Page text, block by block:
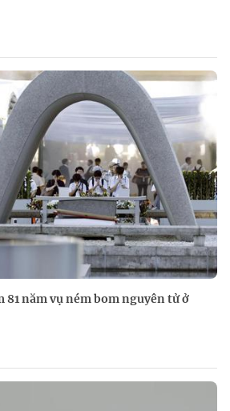
81 năm vụ ném bom nguyên tử ở